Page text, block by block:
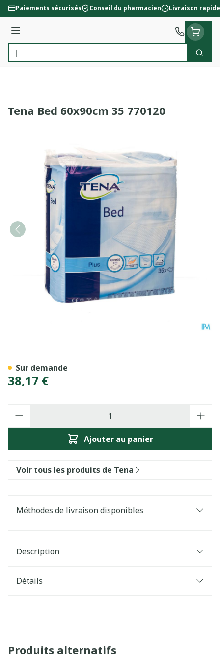
Aller au contenu
Paiements sécurisés Conseil du pharmacien Livraison rapide
Menu
Rechercher
Tena Bed 60x90cm 35 770120
38,17 €
Ajouter au panier
Sur demande
Voir tous les produits de Tena
Méthodes de livraison disponibles
Description
Détails
Produits alternatifs